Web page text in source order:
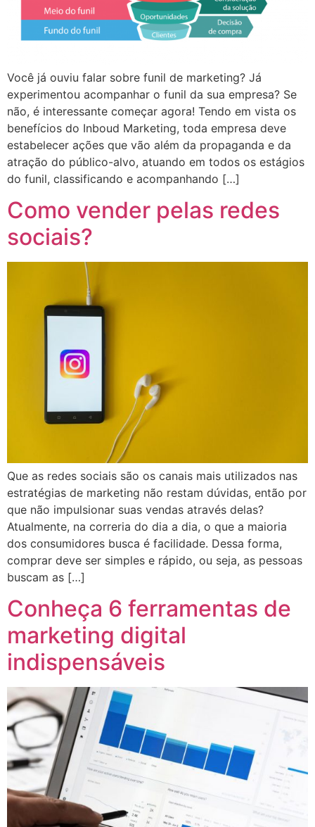
Você já ouviu falar sobre funil de marketing? Já
experimentou acompanhar o funil da sua empresa? Se
não, é interessante começar agora! Tendo em vista os
benefícios do Inboud Marketing, toda empresa deve
estabelecer ações que vão além da propaganda e da
atração do público-alvo, atuando em todos os estágios
do funil, classificando e acompanhando […]
Como vender pelas redes
sociais?
Que as redes sociais são os canais mais utilizados nas
estratégias de marketing não restam dúvidas, então por
que não impulsionar suas vendas através delas?
Atualmente, na correria do dia a dia, o que a maioria
dos consumidores busca é facilidade. Dessa forma,
comprar deve ser simples e rápido, ou seja, as pessoas
buscam as […]
Conheça 6 ferramentas de
marketing digital
indispensáveis